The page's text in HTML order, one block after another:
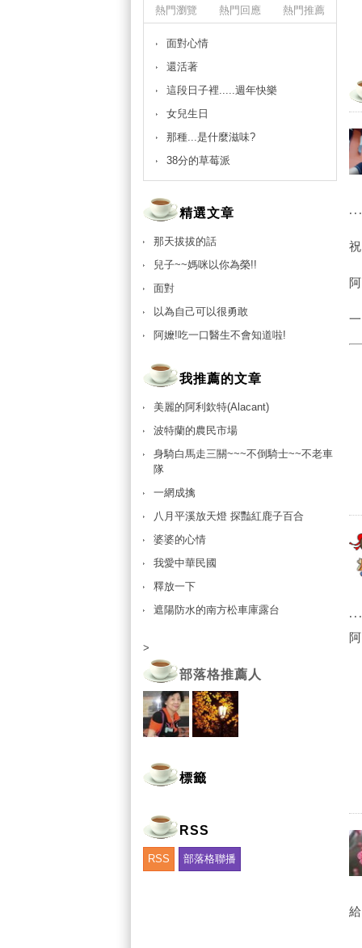
熱門瀏覽
熱門回應 熱門推薦
面對心情
還活著
這段日子裡.....週年快樂
女兒生日
那種...是什麼滋味?
38分的草莓派
精選文章
那天拔拔的話
兒子~~媽咪以你為榮!!
面對
以為自己可以很勇敢
阿嬤!吃一口醫生不會知道啦!
我推薦的文章
美麗的阿利欽特(Alacant)
波特蘭的農民市場
身騎白馬走三關~~~不倒騎士~~不老車
隊
一網成擒
八月平溪放天燈 探豔紅鹿子百合
婆婆的心情
我愛中華民國
釋放一下
遮陽防水的南方松車庫露台
>
部落格推薦人
標籤
RSS
RSS 部落格聯播